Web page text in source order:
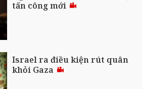
tấn công mới
Israel ra điều kiện rút quân
khỏi Gaza